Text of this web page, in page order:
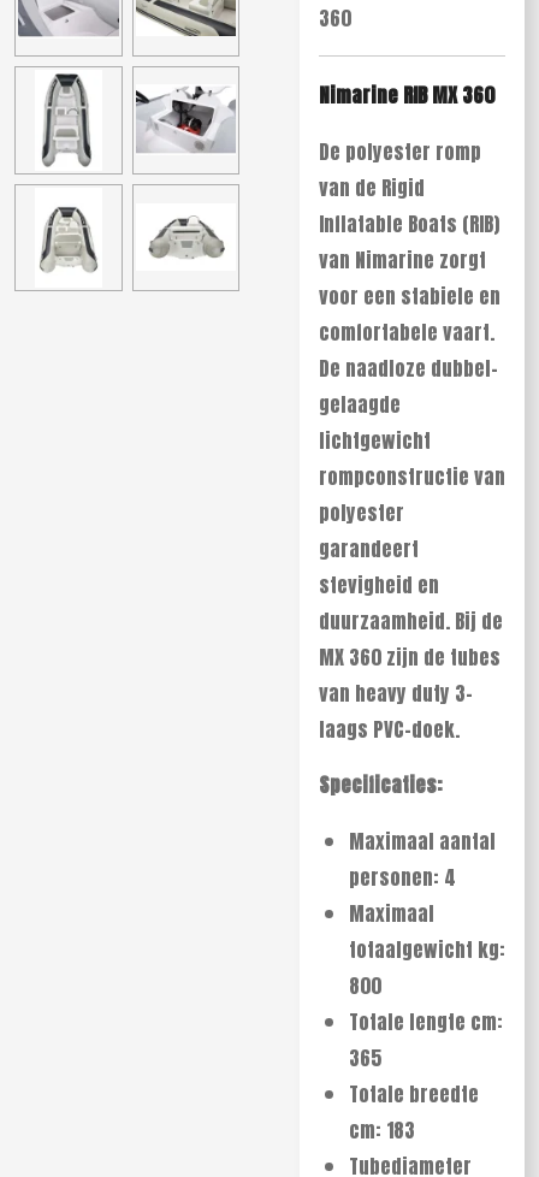
360
Nimarine RIB MX 360
De polyester romp
van de Rigid
Inflatable Boats (RIB)
van Nimarine zorgt
voor een stabiele en
comfortabele vaart.
De naadloze dubbel-
gelaagde
lichtgewicht
rompconstructie van
polyester
garandeert
stevigheid en
duurzaamheid. Bij de
MX 360 zijn de tubes
van heavy duty 3-
laags PVC-doek.
Specificaties:
Maximaal aantal
personen: 4
Maximaal
totaalgewicht kg:
800
Totale lengte cm:
365
Totale breedte
cm: 183
Tubediameter